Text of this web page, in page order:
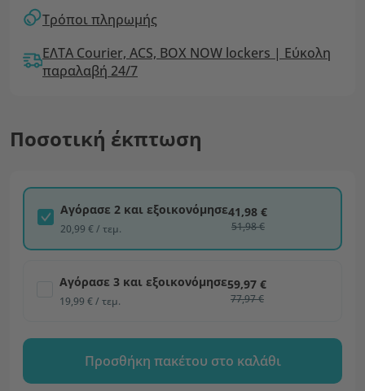
Τρόποι πληρωμής
ΕΛΤΑ Courier, ACS, BOX NOW lockers | Εύκολη
παραλαβή 24/7
Ποσοτική έκπτωση
Αγόρασε 2 και εξοικονόμησε
20,99 € / τεμ.
41,98 €
51,98 €
Αγόρασε 3 και εξοικονόμησε
19,99 € / τεμ.
59,97 €
77,97 €
Προσθήκη πακέτου στο καλάθι